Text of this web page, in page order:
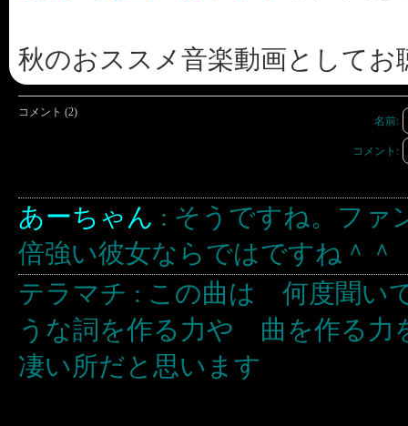
秋のおススメ音楽動画として
コメント (2)
名前:
コメント:
あーちゃん : そうですね。ファ
倍強い彼女ならではですね＾＾
テラマチ : この曲は 何度聞い
うな詞を作る力や 曲を作る
凄い所だと思います